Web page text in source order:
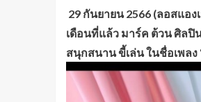
29 กันยายน 2566 (ลอสแอง
เดือนที่แล้ว มาร์ค ต้วน ศิล
สนุกสนาน ขี้เล่น ในชื่อเพลง